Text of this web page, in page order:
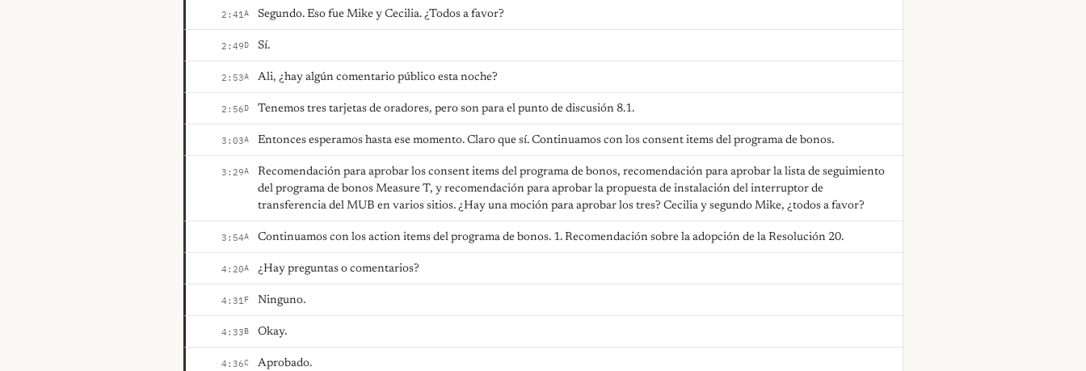
2:41A Segundo. Eso fue Mike y Cecilia. ¿Todos a favor?
2:49D Sí.
2:53A Ali, ¿hay algún comentario público esta noche?
2:56D Tenemos tres tarjetas de oradores, pero son para el punto de discusión 8.1.
3:03A Entonces esperamos hasta ese momento. Claro que sí. Continuamos con los consent items del programa de bonos.
3:29A
Recomendación para aprobar los consent items del programa de bonos, recomendación para aprobar la lista de seguimiento
del programa de bonos Measure T, y recomendación para aprobar la propuesta de instalación del interruptor de
transferencia del MUB en varios sitios. ¿Hay una moción para aprobar los tres? Cecilia y segundo Mike, ¿todos a favor?
3:54A Continuamos con los action items del programa de bonos. 1. Recomendación sobre la adopción de la Resolución 20.
4:20A ¿Hay preguntas o comentarios?
4:31F Ninguno.
4:33B Okay.
4:36C Aprobado.